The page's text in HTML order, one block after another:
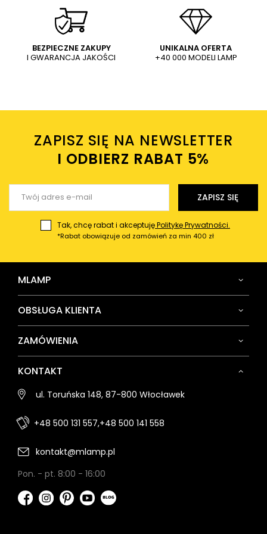
114,99 PLN 80,49 PLN
czarna
242,65 PLN 169,86 PLN
Dodaj własne zdjęcie produktu:
Twoje imię
Twój email
BEZPIECZNE ZAKUPY
I GWARANCJA JAKOŚCI
UNIKALNA OFERTA
+40 000 MODELI LAMP
ZAPISZ SIĘ NA NEWSLETTER
I ODBIERZ RABAT 5%ㅤ
ZAPISZ SIĘ
Tak, chcę rabat i akceptujęPolitykę Prywatności.
*Rabat obowiązuje od zamówień za min 400 zł
MLAMP
OBSŁUGA KLIENTA
ZAMÓWIENIA
KONTAKT
ul. Toruńska 148, 87-800 Włocławek
+48 500 131 557,+48 500 141 558
kontakt@mlamp.pl
Pon. - pt. 8:00 - 16:00